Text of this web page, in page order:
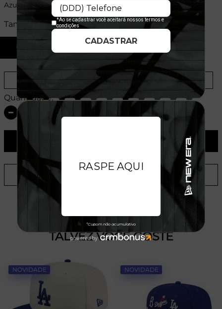
Azul
Tamanhos:
U
Provador Virtual Tabela de Medidas
Quantidade:
ADICIONAR AO CARRINHO
ADICIONAR A LISTA DE DESEJOS
TALVEZ VOCÊ GOSTE
NOVIDADE NOVIDADE